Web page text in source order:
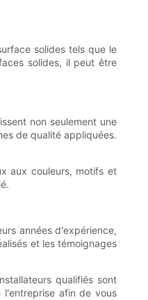
solides tels que le
solides, il peut être
non seulement une
de qualité appliquées.
aux couleurs, motifs et
années d'expérience,
et les témoignages
qualifiés sont
l'entreprise afin de vous